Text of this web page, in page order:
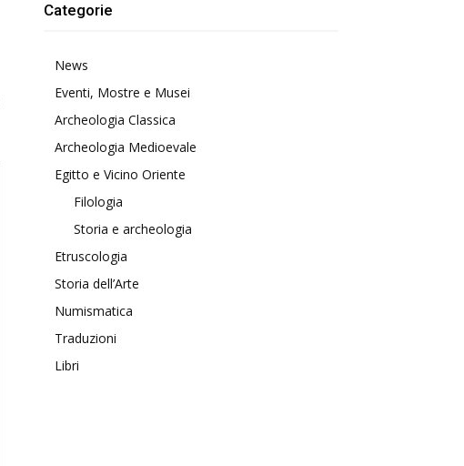
Categorie
News
Eventi, Mostre e Musei
Archeologia Classica
Archeologia Medioevale
Egitto e Vicino Oriente
Filologia
Storia e archeologia
Etruscologia
Storia dell’Arte
Numismatica
Traduzioni
Libri